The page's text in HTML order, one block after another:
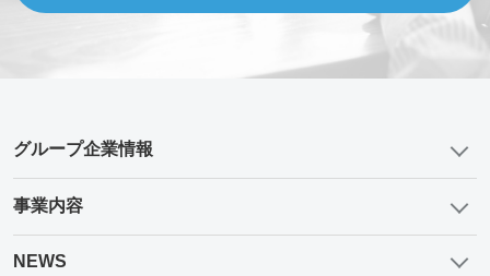
グループ企業情報
事業内容
NEWS